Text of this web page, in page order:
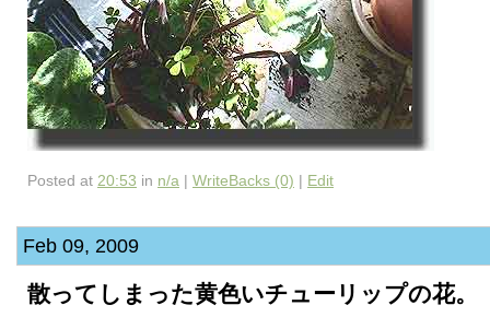
Posted at 20:53 in n/a | WriteBacks (0) | Edit
Feb 09, 2009
散ってしまった黄色いチューリップの花。